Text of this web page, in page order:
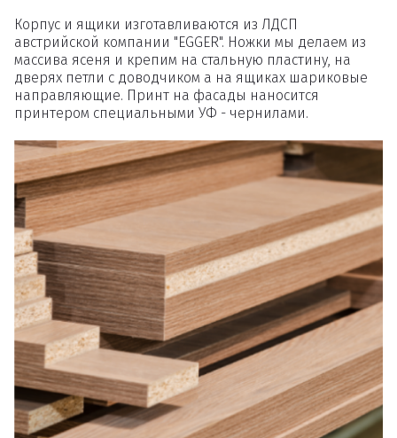
Корпус и ящики изготавливаются из ЛДСП
австрийской компании "EGGER". Ножки мы делаем из
массива ясеня и крепим на стальную пластину, на
дверях петли с доводчиком а на ящиках шариковые
направляющие. Принт на фасады наносится
принтером специальными УФ - чернилами.
Удалить